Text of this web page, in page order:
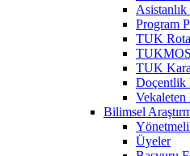
Program
TUK
TUK
Doçentlik
Bilimsel
Üyeler